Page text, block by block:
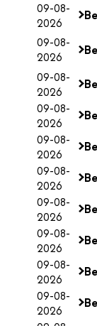
09-08-
2026
09-08-
2026
09-08-
2026
09-08-
2026
09-08-
2026
09-08-
2026
09-08-
2026
09-08-
2026
09-08-
2026
09-08-
2026